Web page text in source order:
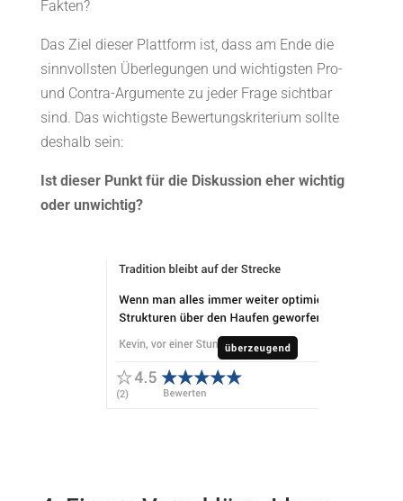
Fakten?
Das Ziel dieser Plattform ist, dass am Ende die
sinnvollsten Überlegungen und wichtigsten Pro-
und Contra-Argumente zu jeder Frage sichtbar
sind. Das wichtigste Bewertungskriterium sollte
deshalb sein:
Ist dieser Punkt für die Diskussion eher wichtig
oder unwichtig?